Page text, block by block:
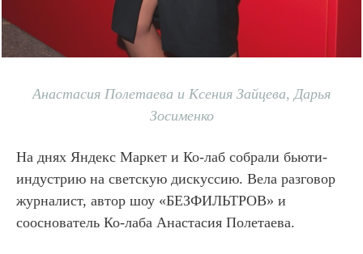
Анастасия Полетаева и Ксения Зайцева, Дарья
Зосименко
На днях Яндекс Маркет и Ко-лаб собрали бьюти-
индустрию на светскую дискуссию. Вела разговор
журналист, автор шоу «БЕЗФИЛЬТРОВ» и
сооснователь Ко-лаба Анастасия Полетаева.